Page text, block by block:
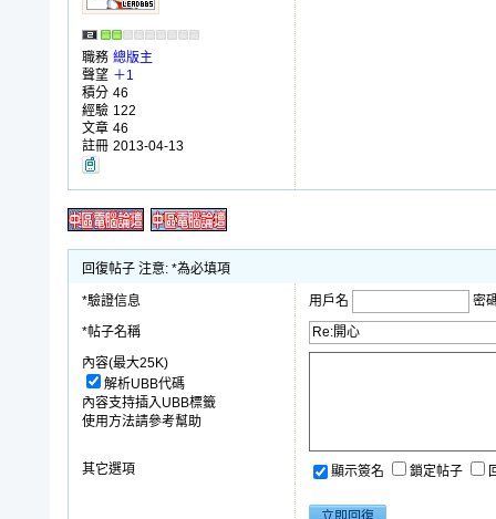
職務 總版主
聲望 ＋1
積分 46
經驗 122
文章 46
註冊 2013-04-13
回復帖子 注意: *為必填項
*驗證信息 用戶名
密
*帖子名稱
內容(最大25K)
解析UBB代碼
內容支持插入UBB標籤
使用方法請參考幫助
其它選項 顯示簽名 鎖定帖子